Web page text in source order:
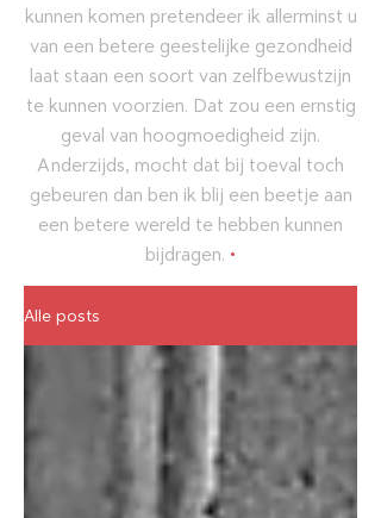
kunnen komen pretendeer ik allerminst u
van een betere geestelijke gezondheid
laat staan een soort van zelfbewustzijn
te kunnen voorzien. Dat zou een ernstig
geval van hoogmoedigheid zijn.
Anderzijds, mocht dat bij toeval toch
gebeuren dan ben ik blij een beetje aan
een betere wereld te hebben kunnen
bijdragen. •
Alle posts